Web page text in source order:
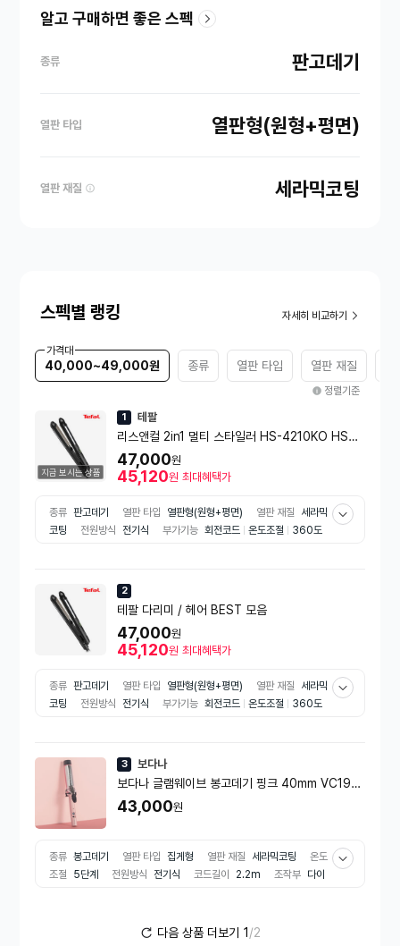
알고 구매하면 좋은 스펙
종류 판고데기
열판 타입 열판형(원형+평면)
열판 재질 세라믹코팅
스펙별 랭킹 자세히 비교하기
가격대
40,000~49,000원 종류 열판 타입 열판 재질
정렬기준
지금 보시는 상품
1 테팔
리스앤컬 2in1 멀티 스타일러 HS-4210KO HS42
10 (스트레이트열판+커브플레이트, 편리한 온도확
인, 자동 전원차단기능)
47,000원
45,120원 최대혜택가
종류 판고데기 열판 타입 열판형(원형+평면) 열판 재질
세라믹
코팅
전원방식 전기식 부가기능 회전코드 온도조절
360도
2
테팔 다리미 / 헤어 BEST 모음
47,000원
45,120원 최대혜택가
종류 판고데기 열판 타입 열판형(원형+평면) 열판 재질
세라믹
코팅
전원방식 전기식 부가기능 회전코드 온도조절
360도
유선
3 보다나
보다나 글램웨이브 봉고데기 핑크 40mm VC19LP
KFV VC19LPKFV
43,000원
종류 봉고데기 열판 타입 집게형 열판 재질 세라믹코팅
온도
조절
5단계 전원방식 전기식 코드길이 2.2m 조작부 다이
안전기능 자동전원종료 형태 유선
다음 상품 더보기 1 /2